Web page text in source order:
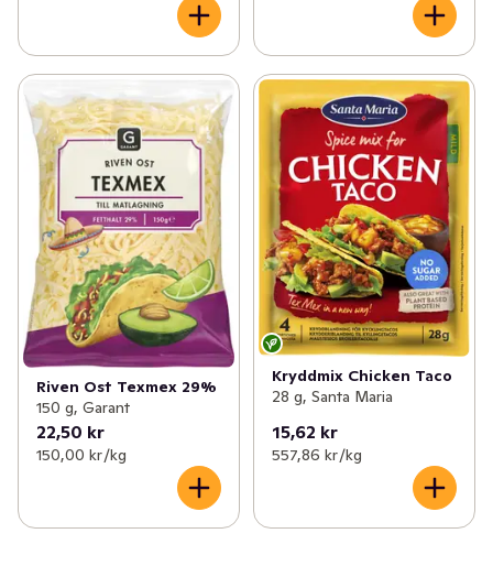
Riven Ost Texmex 29%
150 g, Garant
22,50 kr
150,00 kr /kg
Kryddmix Chicken Taco
28 g, Santa Maria
15,62 kr
557,86 kr /kg